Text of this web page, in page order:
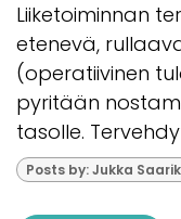
Liiketoiminnan
etenevä,
(operatiivinen
pyritään
tasolle.
Posts by: Jukka